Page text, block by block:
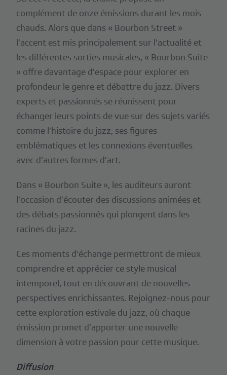
complément de onze émissions durant les mois
chauds. Alors que dans « Bourbon Street »
l’accent est mis principalement sur l’actualité et
les différentes sorties musicales, « Bourbon Suite
» offre davantage d’espace pour explorer en
profondeur le genre et débattre du jazz. Divers
experts et passionnés se réunissent pour
échanger leurs points de vue sur des sujets variés
comme l’histoire du jazz, ses figures
emblématiques et les connexions éventuelles
avec d’autres formes d’art.
Dans « Bourbon Suite », les auditeurs auront
l’occasion d’écouter des discussions animées et
des débats passionnés qui plongent dans les
racines du jazz.
Ces moments d’échange permettront de mieux
comprendre et apprécier ce style musical
intemporel, tout en découvrant de nouvelles
perspectives enrichissantes. Rejoignez-nous pour
cette exploration estivale du jazz, où chaque
émission promet d’apporter une nouvelle
dimension à votre passion pour cette musique.
Diffusion